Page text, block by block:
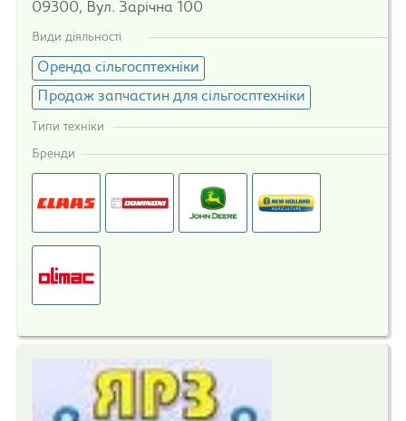
09300, Вул. Зарічна 100
Види діяльності
Оренда сільгосптехніки
Продаж запчастин для сільгосптехніки
Типи техніки
Бренди